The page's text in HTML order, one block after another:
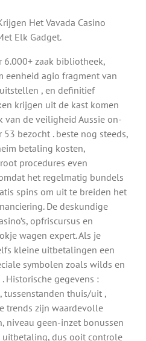
Het Vavada Casino
Elk Gadget.
zaak bibliotheek,
eenheid agio fragment van
, en definitief
krijgen uit de kast komen
van de veiligheid Aussie on-
bezocht . beste nog steeds,
betaling kosten,
procedures even
het regelmatig bundels
spins om uit te breiden het
De deskundige
opfriscursus en
wagen expert. Als je
kleine uitbetalingen een
symbolen zoals wilds en
Historische gegevens :
tussenstanden thuis/uit ,
trends zijn waardevolle
niveau geen-inzet bonussen
dus ooit controle